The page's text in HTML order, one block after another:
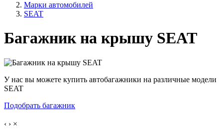
Марки автомобилей
SEAT
Багажник на крышу SEAT
У нас вы можете купить автобагажники на различные модели
SEAT
Подобрать багажник
‹ › ×